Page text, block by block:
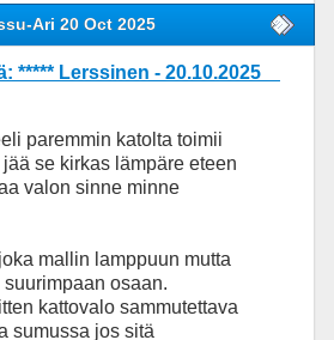
Ari 20 Oct 2025
***** Lerssinen - 20.10.2025
paremmin katolta toimii
se kirkas lämpäre eteen
valon sinne minne
mallin lamppuun mutta
osaan.
kattovalo sammutettava
sumussa jos sitä